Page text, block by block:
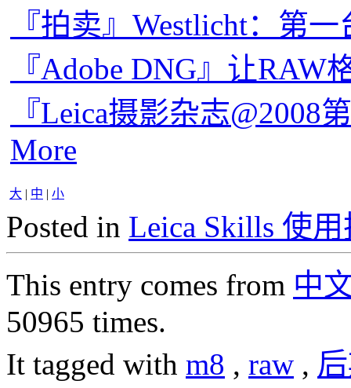
『拍卖』Westlicht：第
『Adobe DNG』让RAW
『Leica摄影杂志@2008
More
大 | 中 | 小
Posted in Leica Skills 使
This entry comes from 中
50965 times.
It tagged with m8 , raw ,